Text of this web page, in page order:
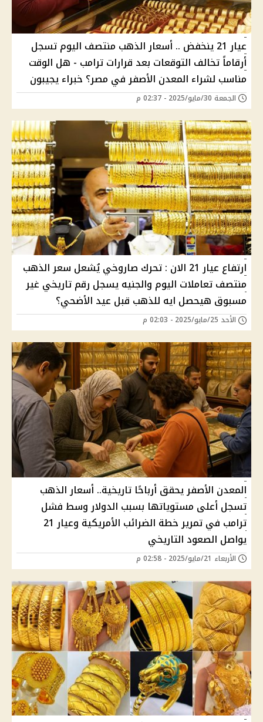
عيار 21 ينخفض .. أسعار الذهب منتصف اليوم تسجل
أرقاماً تخالف التوقعات بعد قرارات ترامب - هل الوقت
مناسب لشراء المعدن الأصفر في مصر؟ خبراء يجيبون
الجمعة 30/مايو/2025 - 02:37 م
ارتفاع عيار 21 اﻻن : تحرك صاروخي يُشعل سعر الذهب
منتصف تعاملات اليوم والجنيه يسجل رقم تاريخي غير
مسبوق هيحصل ايه للذهب قبل عيد الأضحي؟
الأحد 25/مايو/2025 - 02:03 م
المعدن الأصفر يحقق أرباحًا تاريخية.. أسعار الذهب
تسجل أعلى مستوياتها بسبب الدوﻻر وسط فشل
ترامب في تمرير خطة الضرائب الأمريكية وعيار 21
يواصل الصعود التاريخي
الأربعاء 21/مايو/2025 - 02:58 م